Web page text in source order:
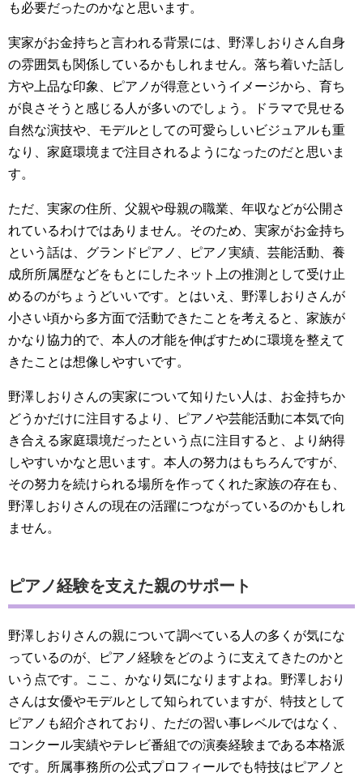
も必要だったのかなと思います。
実家がお金持ちと言われる背景には、野澤しおりさん自身
の雰囲気も関係しているかもしれません。落ち着いた話し
方や上品な印象、ピアノが得意というイメージから、育ち
が良さそうと感じる人が多いのでしょう。ドラマで見せる
自然な演技や、モデルとしての可愛らしいビジュアルも重
なり、家庭環境まで注目されるようになったのだと思いま
す。
ただ、実家の住所、父親や母親の職業、年収などが公開さ
れているわけではありません。そのため、実家がお金持ち
という話は、グランドピアノ、ピアノ実績、芸能活動、養
成所所属歴などをもとにしたネット上の推測として受け止
めるのがちょうどいいです。とはいえ、野澤しおりさんが
小さい頃から多方面で活動できたことを考えると、家族が
かなり協力的で、本人の才能を伸ばすために環境を整えて
きたことは想像しやすいです。
野澤しおりさんの実家について知りたい人は、お金持ちか
どうかだけに注目するより、ピアノや芸能活動に本気で向
き合える家庭環境だったという点に注目すると、より納得
しやすいかなと思います。本人の努力はもちろんですが、
その努力を続けられる場所を作ってくれた家族の存在も、
野澤しおりさんの現在の活躍につながっているのかもしれ
ません。
ピアノ経験を支えた親のサポート
野澤しおりさんの親について調べている人の多くが気にな
っているのが、ピアノ経験をどのように支えてきたのかと
いう点です。ここ、かなり気になりますよね。野澤しおり
さんは女優やモデルとして知られていますが、特技として
ピアノも紹介されており、ただの習い事レベルではなく、
コンクール実績やテレビ番組での演奏経験まである本格派
です。所属事務所の公式プロフィールでも特技はピアノと